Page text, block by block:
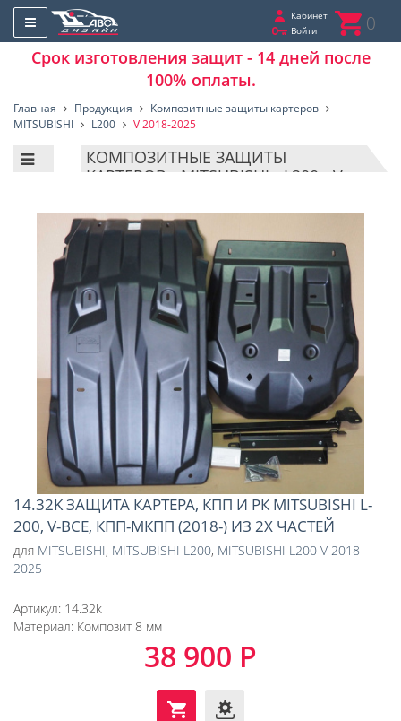
Кабинет
Войти
0
Срок изготовления защит - 14 дней после
100% оплаты.
Главная Продукция
Композитные защиты картеров
MITSUBISHI
L200 V 2018-2025
КОМПОЗИТНЫЕ ЗАЩИТЫ
КАРТЕРОВ - MITSUBISHI - L200 - V
14.32K ЗАЩИТА КАРТЕРА, КПП И РК MITSUBISHI L-
200, V-ВСЕ, КПП-МКПП (2018-) ИЗ 2Х ЧАСТЕЙ
для MITSUBISHI, MITSUBISHI L200, MITSUBISHI L200 V 2018-
2025
Артикул: 14.32k
Материал: Композит 8 мм
38 900 Р